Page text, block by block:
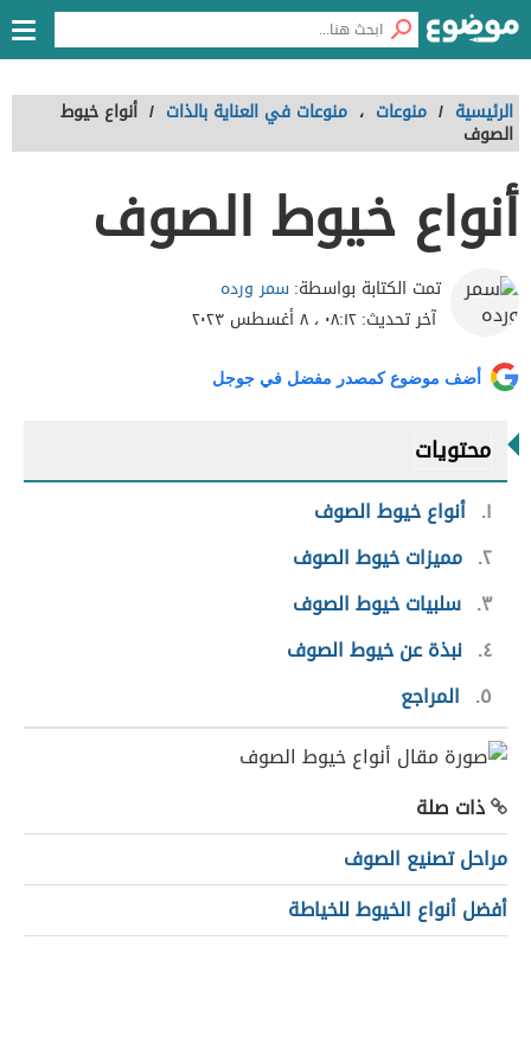
الرئيسية / منوعات ، منوعات في العناية بالذات / أنواع خيوط
الصوف
أنواع خيوط الصوف
تمت الكتابة بواسطة:سمر ورده
آخر تحديث:٠٨:١٢ ، ٨ أغسطس ٢٠٢٣
أضف موضوع كمصدر مفضل في جوجل
محتويات
١ أنواع خيوط الصوف
٢ مميزات خيوط الصوف
٣ سلبيات خيوط الصوف
٤ نبذة عن خيوط الصوف
٥
المراجع
ذات صلة
مراحل تصنيع الصوف
أفضل أنواع الخيوط للخياطة